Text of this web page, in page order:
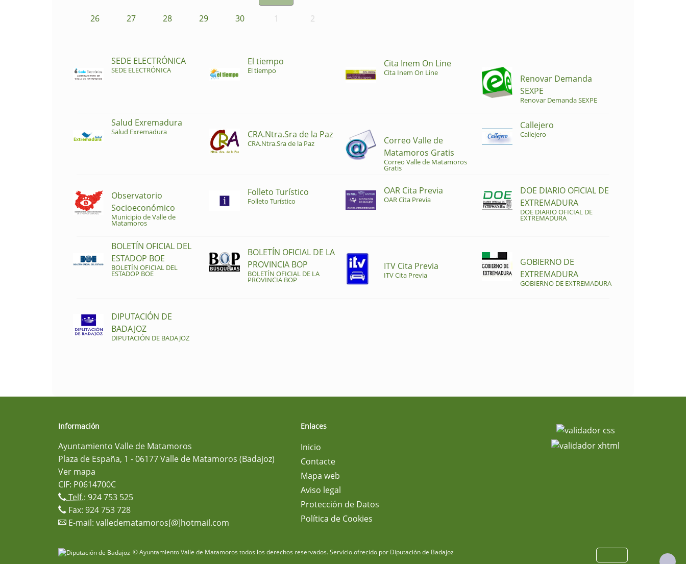
26 27 28 29 30 1 2
SEDE ELECTRÓNICA
SEDE ELECTRÓNICA
El tiempo
El tiempo
Cita Inem On Line
Cita Inem On Line
Renovar Demanda
SEXPE
Renovar Demanda SEXPE
Salud Exremadura
Salud Exremadura CRA.Ntra.Sra de la Paz
CRA.Ntra.Sra de la Paz
Correo Valle de
Matamoros Gratis
Correo Valle de Matamoros
Gratis
Callejero
Callejero
Observatorio
Socioeconómico
Municipio de Valle de
Matamoros
Folleto Turístico
Folleto Turístico
OAR Cita Previa
OAR Cita Previa
DOE DIARIO OFICIAL DE
EXTREMADURA
DOE DIARIO OFICIAL DE
EXTREMADURA
BOLETÍN OFICIAL DEL
ESTADOP BOE
BOLETÍN OFICIAL DEL
ESTADOP BOE
BOLETÍN OFICIAL DE LA
PROVINCIA BOP
BOLETÍN OFICIAL DE LA
PROVINCIA BOP
ITV Cita Previa
ITV Cita Previa
GOBIERNO DE
EXTREMADURA
GOBIERNO DE EXTREMADURA
DIPUTACIÓN DE
BADAJOZ
DIPUTACIÓN DE BADAJOZ
Información
Ayuntamiento Valle de Matamoros
Plaza de España, 1 - 06177 Valle de Matamoros (Badajoz)
Ver mapa
CIF: P0614700C
Telf.:924 753 525
Fax: 924 753 728
E-mail: valledematamoros[@]hotmail.com
Enlaces
Inicio
Contacte
Mapa web
Aviso legal
Protección de Datos
Política de Cookies
© Ayuntamiento Valle de Matamoros todos los derechos reservados.Servicio ofrecido por Diputación de Badajoz